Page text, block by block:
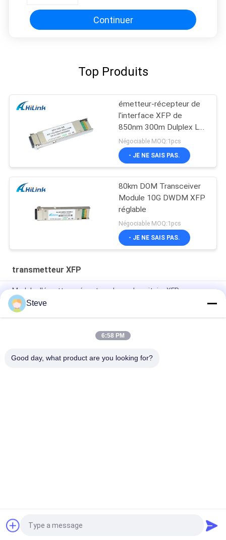
Continuer
Top Produits
émetteur-récepteur de
l'interface XFP de
850nm 300m Dulplex LC
XFP-10G-SR MMF
Négociable MOQ:1pcs
- JE NE SAIS PAS.
80km DOM Transceiver
Module 10G DWDM XFP
réglable
Négociable MOQ:1pcs
- JE NE SAIS PAS.
transmetteur XFP
Module d'émetteur-récepteur du mode unitaire XFP
Projet compatible DDM de l'émetteur-récepteur CATV de
module de Huawei/genévrier XFP 10G LR FC
Sensibilité optique simple de récepteur de Gigabit Ethernet
Demandez un devis
Steve
6:58 PM
Good day, what product are you looking for?